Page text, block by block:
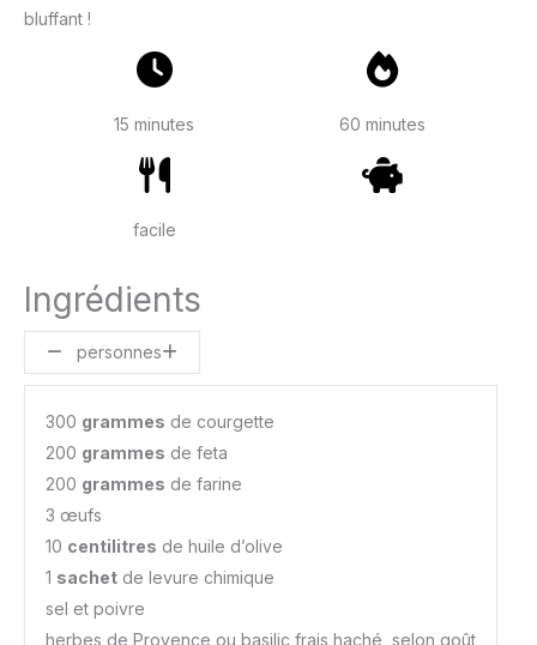
bluffant !
15 minutes 60 minutes
facile
Ingrédients
personnes
300 grammes de courgette
200 grammes de feta
200 grammes de farine
3 œufs
10 centilitres de huile d’olive
1 sachet de levure chimique
sel et poivre
herbes de Provence ou basilic frais haché, selon goût